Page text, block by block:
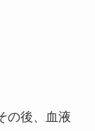
の後、血液